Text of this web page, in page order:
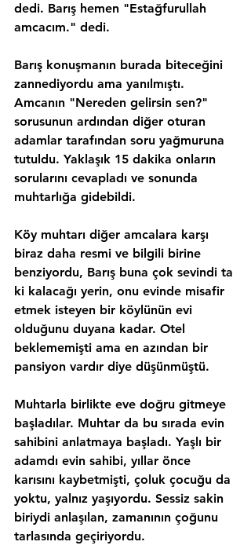
dedi. Barış hemen "Estağfurullah
amcacım." dedi.
Barış konuşmanın burada biteceğini
zannediyordu ama yanılmıştı.
Amcanın "Nereden gelirsin sen?"
sorusunun ardından diğer oturan
adamlar tarafından soru yağmuruna
tutuldu. Yaklaşık 15 dakika onların
sorularını cevapladı ve sonunda
muhtarlığa gidebildi.
Köy muhtarı diğer amcalara karşı
biraz daha resmi ve bilgili birine
benziyordu, Barış buna çok sevindi ta
ki kalacağı yerin, onu evinde misafir
etmek isteyen bir köylünün evi
olduğunu duyana kadar. Otel
beklememişti ama en azından bir
pansiyon vardır diye düşünmüştü.
Muhtarla birlikte eve doğru gitmeye
başladılar. Muhtar da bu sırada evin
sahibini anlatmaya başladı. Yaşlı bir
adamdı evin sahibi, yıllar önce
karısını kaybetmişti, çoluk çocuğu da
yoktu, yalnız yaşıyordu. Sessiz sakin
biriydi anlaşılan, zamanının çoğunu
tarlasında geçiriyordu.